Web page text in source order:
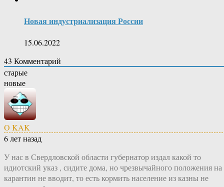
Новая индустриализация России
15.06.2022
43 Комментарий
старые
новые
O KAK
6 лет назад
У нас в Свердловской области губернатор издал какой то
идиотский указ , сидите дома, но чрезвычайного положения на
карантин не вводит, то есть кормить население из казны не